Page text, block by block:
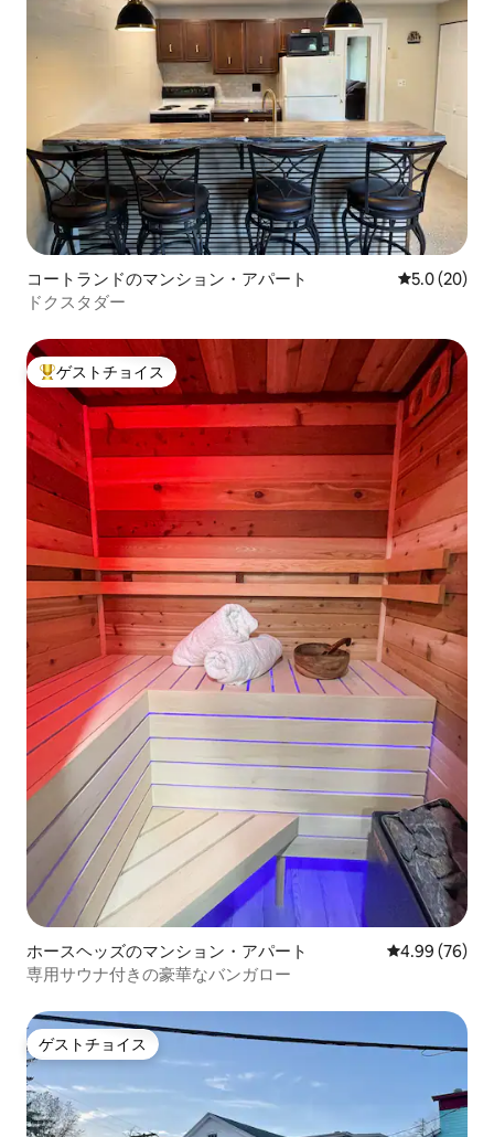
コートランドのマンション・アパート レビュー20
5.0 (20)
ドクスタダー
大好評のゲストチョイスです。
ゲストチョイス
ホースヘッズのマンション・アパート レビュー76
4.99 (76)
専用サウナ付きの豪華なバンガロー
ゲストチョイス
ゲストチョイス